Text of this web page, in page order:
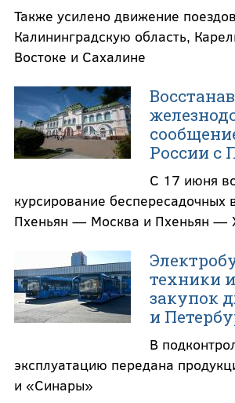
Также усилено движение
Калининградскую область,
Востоке и Сахалине
России с
С 17 июня
курсирование беспересадочных
Пхеньян — Москва и Пхеньян —
техники
закупок
и
В
эксплуатацию передана
и «Синары»